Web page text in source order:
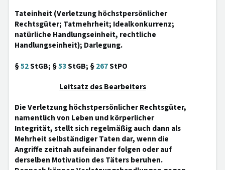
Tateinheit (Verletzung höchstpersönlicher
Rechtsgüter; Tatmehrheit; Idealkonkurrenz;
natürliche Handlungseinheit, rechtliche
Handlungseinheit); Darlegung.
§52StGB; §53StGB; §267StPO
Leitsatz des Bearbeiters
Die Verletzung höchstpersönlicher Rechtsgüter,
namentlich von Leben und körperlicher
Integrität, stellt sich regelmäßig auch dann als
Mehrheit selbständiger Taten dar, wenn die
Angriffe zeitnah aufeinander folgen oder auf
derselben Motivation des Täters beruhen.